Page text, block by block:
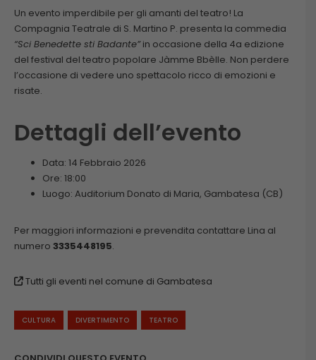
Un evento imperdibile per gli amanti del teatro! La
Compagnia Teatrale di S. Martino P. presenta la commedia
“Sci Benedette sti Badante”in occasione della 4a edizione
del festival del teatro popolare Jàmme Bbèlle. Non perdere
l’occasione di vedere uno spettacolo ricco di emozioni e
risate.
Dettagli dell’evento
Data: 14 Febbraio 2026
Ore: 18:00
Luogo: Auditorium Donato di Maria, Gambatesa (CB)
Per maggiori informazioni e prevendita contattare Lina al
numero 3335448195.
Tutti gli eventi nel comune di Gambatesa
CULTURA DIVERTIMENTO TEATRO